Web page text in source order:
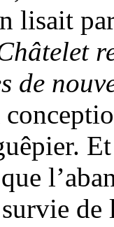
lisait
de
de